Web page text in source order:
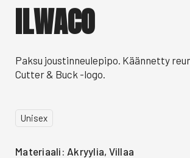
ILWACO
Paksu joustinneulepipo. Käännetty
Cutter & Buck -logo.
Unisex
Materiaali: Akryylia, Villaa